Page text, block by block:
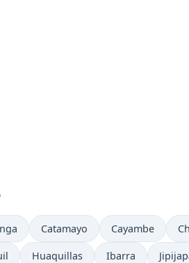
à Heure actuelle à
Catamayo Heure actuelle à
Cayambe
à
Heure actuelle à
Huaquillas Heure actuelle à
Ibarra